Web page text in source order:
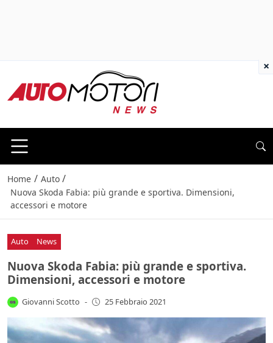
Home / Auto /
Nuova Skoda Fabia: più grande e sportiva. Dimensioni,
accessori e motore
Auto News
Nuova Skoda Fabia: più grande e sportiva.
Dimensioni, accessori e motore
Giovanni Scotto - 25 Febbraio 2021
×